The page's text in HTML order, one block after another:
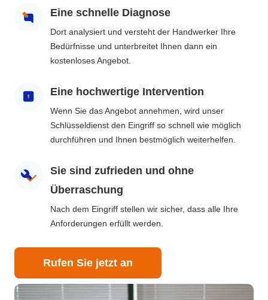
Eine schnelle Diagnose
Dort analysiert und versteht der Handwerker Ihre
Bedürfnisse und unterbreitet Ihnen dann ein
kostenloses Angebot.
Eine hochwertige Intervention
Wenn Sie das Angebot annehmen, wird unser
Schlüsseldienst den Eingriff so schnell wie möglich
durchführen und Ihnen bestmöglich weiterhelfen.
Sie sind zufrieden und ohne
Überraschung
Nach dem Eingriff stellen wir sicher, dass alle Ihre
Anforderungen erfüllt werden.
Rufen Sie jetzt an